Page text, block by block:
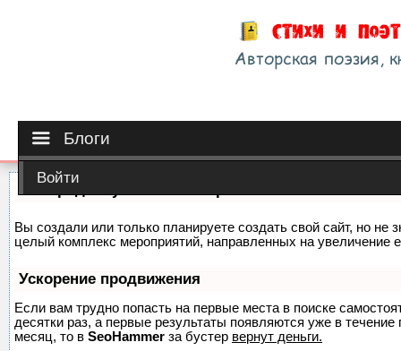
Блоги
Войти
Вы создали или только планируете создать свой сайт, но не
целый комплекс мероприятий, направленных на увеличение
Ускорение продвижения
Если вам трудно попасть на первые места в поиске
десятки раз, а первые результаты появляются уже в
месяц, то в SeoHammer за бустер вернут деньги.